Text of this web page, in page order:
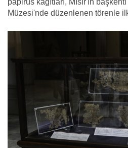
papirüs kağıtları, Mısır'ın
Müzesi'nde düzenlenen törenle